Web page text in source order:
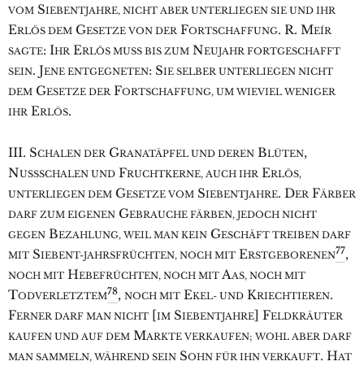
VOM SIEBENTJAHRE, NICHT ABER UNTERLIEGEN SIE UND IHR
ERLÖS DEM GESETZE VON DER FORTSCHAFFUNG. R. MEÍR
SAGTE: IHR ERLÖS MUSS BIS ZUM NEUJAHR FORTGESCHAFFT
SEIN. JENE ENTGEGNETEN: SIE SELBER UNTERLIEGEN NICHT
DEM GESETZE DER FORTSCHAFFUNG, UM WIEVIEL WENIGER
IHR ERLÖS.
III. SCHALEN DER GRANATÄPFEL UND DEREN BLÜTEN,
NUSSSCHALEN UND FRUCHTKERNE, AUCH IHR ERLÖS,
UNTERLIEGEN DEM GESETZE VOM SIEBENTJAHRE. DER FÄRBER
DARF ZUM EIGENEN GEBRAUCHE FÄRBEN, JEDOCH NICHT
GEGEN BEZAHLUNG, WEIL MAN KEIN GESCHÄFT TREIBEN DARF
MIT SIEBENT-JAHRSFRÜCHTEN, NOCH MIT ERSTGEBORENEN77,
NOCH MIT HEBEFRÜCHTEN, NOCH MIT AAS, NOCH MIT
TODVERLETZTEM78, NOCH MIT EKEL- UND KRIECHTIEREN.
FERNER DARF MAN NICHT [IM SIEBENTJAHRE] FELDKRÄUTER
KAUFEN UND AUF DEM MARKTE VERKAUFEN; WOHL ABER DARF
MAN SAMMELN, WÄHREND SEIN SOHN FÜR IHN VERKAUFT. HAT